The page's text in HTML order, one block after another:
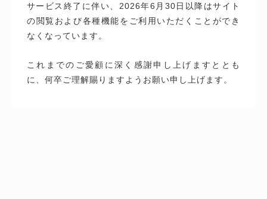
サービス終了に伴い、2026年6月30日以降はサイト
の閲覧および各種機能をご利用いただくことができ
なくなっています。
これまでのご愛顧に深く感謝申し上げますととも
に、何卒ご理解賜りますようお願い申し上げます。